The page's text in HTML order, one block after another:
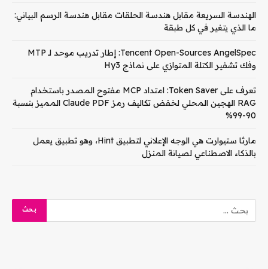
الهندسة السريعة مقابل هندسة الحلقات مقابل هندسة الرسم البياني:
ما الذي يتغير في كل طبقة
Tencent Open-Sources AngelSpec: إطار تدريب موحد لـ MTP
وفك تشفير الكتلة المتوازي على نماذج Hy3
تعرف على Token Saver: امتداد MCP مفتوح المصدر باستخدام
RAG الهجين المحلي لخفض تكاليف رمز Claude PDF المميز بنسبة
90-99%
مارثا ستيوارت هي الوجه الإعلاني لتطبيق Hint، وهو تطبيق يعمل
بالذكاء الاصطناعي لصيانة المنزل